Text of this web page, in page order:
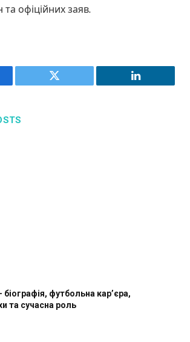
офіційних заяв.
Twitter LinkedIn
футбольна кар’єра,
та сучасна роль